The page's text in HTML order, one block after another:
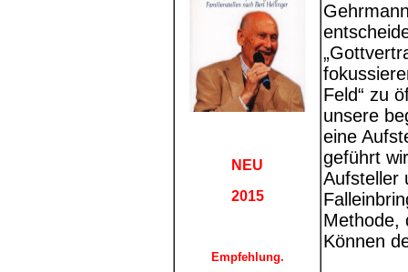
NEU
2015
Empfehlung.
Feld“ zu
unsere
eine
geführt
Aufsteller
Methode,
Können